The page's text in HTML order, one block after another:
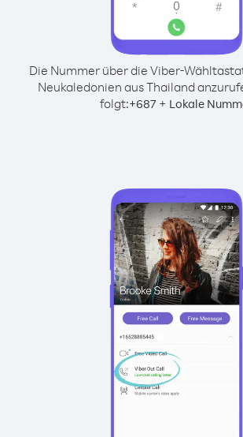
Die Nummer über die Viber-
Neukaledonien aus Thailand
folgt:+687+ Lokale